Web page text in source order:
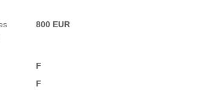
800 EUR
F
F